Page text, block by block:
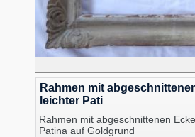
Rahmen mit
leichter Pati
Rahmen mit abgeschnittenen
Patina auf Goldgrund